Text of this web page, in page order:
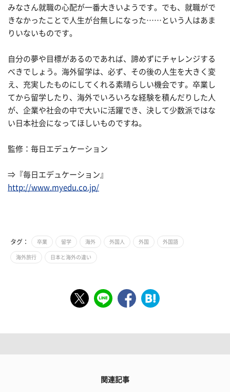
みなさん就職の心配が一番大きいようです。でも、就職がで
きなかったことで人生が台無しになった……という人はあま
りいないものです。
自分の夢や目標があるのであれば、諦めずにチャレンジする
べきでしょう。海外留学は、必ず、その後の人生を大きく変
え、充実したものにしてくれる素晴らしい機会です。卒業し
てから留学したり、海外でいろいろな経験を積んだりした人
が、企業や社会の中で大いに活躍でき、決して少数派ではな
い日本社会になってほしいものですね。
監修：毎日エデュケーション
⇒『毎日エデュケーション』
http://www.myedu.co.jp/
タグ： 卒業 留学 海外 外国人 外国 外国語
海外旅行 日本と海外の違い
関連記事